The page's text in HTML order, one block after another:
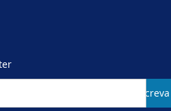
Subscreva